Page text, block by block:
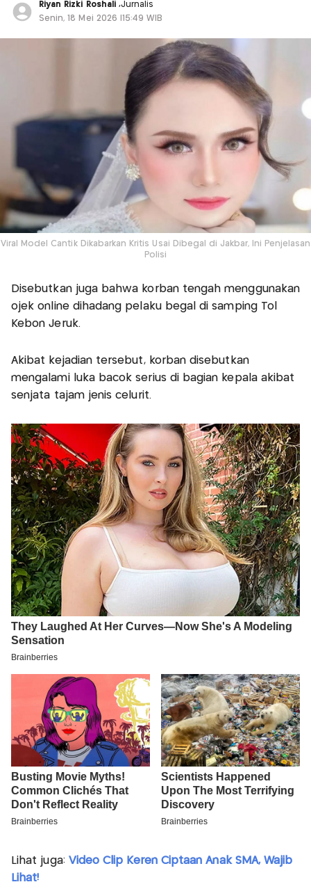
Riyan Rizki Roshali ,Jurnalis
Senin, 18 Mei 2026 |15:49 WIB
Viral Model Cantik Dikabarkan Kritis Usai Dibegal di Jakbar, Ini Penjelasan
Polisi
Disebutkan juga bahwa korban tengah menggunakan
ojek online dihadang pelaku begal di samping Tol
Kebon Jeruk.
Akibat kejadian tersebut, korban disebutkan
mengalami luka bacok serius di bagian kepala akibat
senjata tajam jenis celurit.
Lihat juga: Video Clip Keren Ciptaan Anak SMA, Wajib
Lihat!